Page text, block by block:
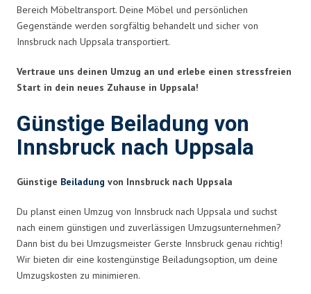
Bereich Möbeltransport. Deine Möbel und persönlichen
Gegenstände werden sorgfältig behandelt und sicher von
Innsbruck nach Uppsala transportiert.
Vertraue uns deinen Umzug an und erlebe einen stressfreien
Start in dein neues Zuhause in Uppsala!
Günstige Beiladung von
Innsbruck nach Uppsala
Günstige Beiladung von Innsbruck nach Uppsala
Du planst einen Umzug von Innsbruck nach Uppsala und suchst
nach einem günstigen und zuverlässigen Umzugsunternehmen?
Dann bist du bei Umzugsmeister Gerste Innsbruck genau richtig!
Wir bieten dir eine kostengünstige Beiladungsoption, um deine
Umzugskosten zu minimieren.